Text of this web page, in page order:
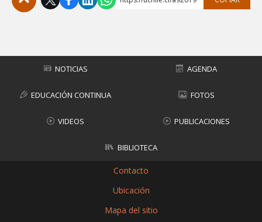
NOTICIAS AGENDA
EDUCACIÓN CONTINUA FOTOS
VIDEOS PUBLICACIONES
BIBLIOTECA
Contacto
Ubicación
Mapa del sitio